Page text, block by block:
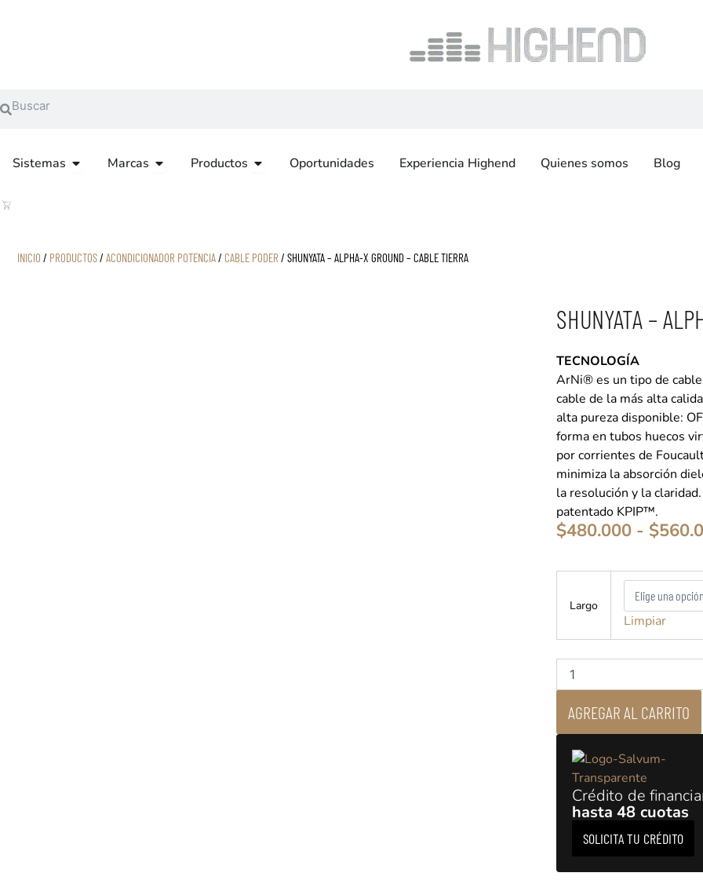
Search
Sistemas OPEN SISTEMAS
Marcas OPEN MARCASProductos OPEN PRODUCTOS
Oportunidades Experiencia Highend Quienes somos Blog
CART
INICIO / PRODUCTOS/ ACONDICIONADOR POTENCIA/ CABLE PODER / SHUNYATA – ALPHA-X GROUND – CABLE TIERRA
SHUNYATA –
TECNOLOGÍA
ArNi® es un tipo de
cable de la más alta
alta pureza disponible:
forma en tubos huecos
por corrientes de
minimiza la absorción
la resolución y la
patentado KPIP™.
$480.000 - $
Largo
Limpiar
Alpha-
Ground
-
cable
tierra
AGREGAR AL CARRITO
Crédito de
hasta 48 cuotas
SOLICITA TU CRÉDITO